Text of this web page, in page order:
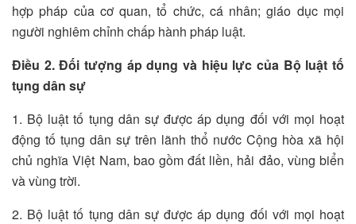
hợp pháp của cơ quan, tổ chức, cá nhân; giáo dục mọi
người nghiêm chỉnh chấp hành pháp luật.
Điều 2. Đối tượng áp dụng và hiệu lực của Bộ luật tố
tụng dân sự
1. Bộ luật tố tụng dân sự được áp dụng đối với mọi hoạt
động tố tụng dân sự trên lãnh thổ nước Cộng hòa xã hội
chủ nghĩa Việt Nam, bao gồm đất liền, hải đảo, vùng biển
và vùng trời.
2. Bộ luật tố tụng dân sự được áp dụng đối với mọi hoạt